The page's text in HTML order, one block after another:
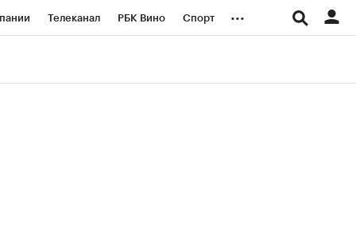
Телеканал РБК Вино Спорт ...